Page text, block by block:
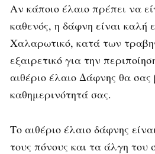
Αν κάποιο έλαιο πρέπει να
καθενός, η δάφνη είναι καλή
Χαλαρωτικό, κατά των
εξαιρετικό για την
αιθέριο έλαιο Δάφνης θα σας
καθημερινότητά σας.
Το αιθέριο έλαιο δάφνης
τους πόνους και τα άλγη του